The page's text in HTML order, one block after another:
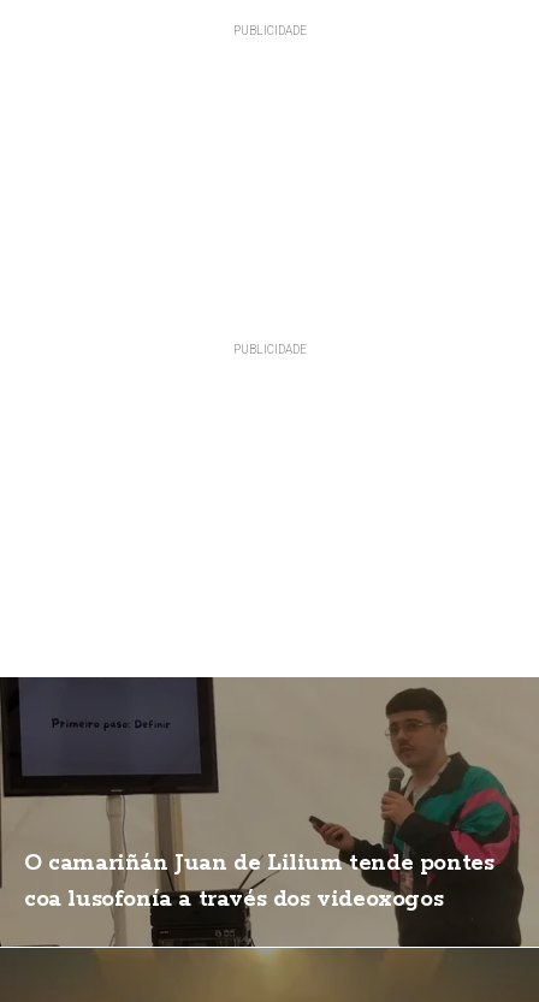
O camariñán Juan de Lilium tende pontes
coa lusofonía a través dos videoxogos